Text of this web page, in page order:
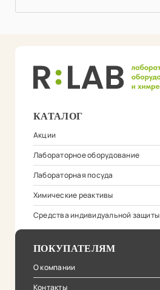
КАТАЛОГ
Акции
Лабораторное оборудование
Лабораторная посуда
Химические реактивы
Средства индивидуальной защиты
ПОКУПАТЕЛЯМ
О компании
Контакты